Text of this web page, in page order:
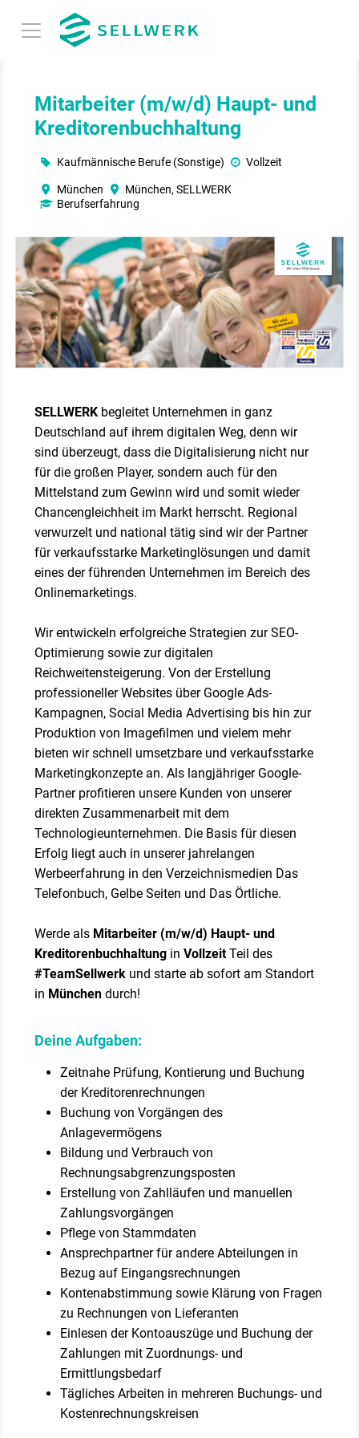
Mitarbeiter (m/w/d) Haupt- und
Kreditorenbuchhaltung
München
München, SELLWERK
Berufserfahrung
Kaufmännische Berufe (Sonstige) Vollzeit
SELLWERK begleitet Unternehmen in ganz
Deutschland auf ihrem digitalen Weg, denn wir
sind überzeugt, dass die Digitalisierung nicht nur
für die großen Player, sondern auch für den
Mittelstand zum Gewinn wird und somit wieder
Chancengleichheit im Markt herrscht. Regional
verwurzelt und national tätig sind wir der Partner
für verkaufsstarke Marketinglösungen und damit
eines der führenden Unternehmen im Bereich des
Onlinemarketings.
Wir entwickeln erfolgreiche Strategien zur SEO-
Optimierung sowie zur digitalen
Reichweitensteigerung. Von der Erstellung
professioneller Websites über Google Ads-
Kampagnen, Social Media Advertising bis hin zur
Produktion von Imagefilmen und vielem mehr
bieten wir schnell umsetzbare und verkaufsstarke
Marketingkonzepte an. Als langjähriger Google-
Partner profitieren unsere Kunden von unserer
direkten Zusammenarbeit mit dem
Technologieunternehmen. Die Basis für diesen
Erfolg liegt auch in unserer jahrelangen
Werbeerfahrung in den Verzeichnismedien Das
Telefonbuch, Gelbe Seiten und Das Örtliche.
Werde als Mitarbeiter (m/w/d) Haupt- und
Kreditorenbuchhaltung inVollzeitTeil des
#TeamSellwerk und starte ab sofort am Standort
in München durch!
Deine Aufgaben:
Zeitnahe Prüfung, Kontierung und Buchung
der Kreditorenrechnungen
Buchung von Vorgängen des
Anlagevermögens
Bildung und Verbrauch von
Rechnungsabgrenzungsposten
Erstellung von Zahlläufen und manuellen
Zahlungsvorgängen
Pflege von Stammdaten
Ansprechpartner für andere Abteilungen in
Bezug auf Eingangsrechnungen
Kontenabstimmung sowie Klärung von Fragen
zu Rechnungen von Lieferanten
Einlesen der Kontoauszüge und Buchung der
Zahlungen mit Zuordnungs- und
Ermittlungsbedarf
Tägliches Arbeiten in mehreren Buchungs- und
Kostenrechnungskreisen